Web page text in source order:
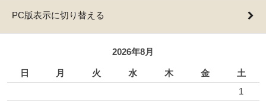
PC版表示に切り替える
2026年8月
日 月 火 水 木 金
土
1